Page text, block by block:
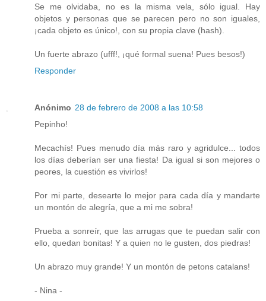
Se me olvidaba, no es la misma vela, sólo igual. Hay
objetos y personas que se parecen pero no son iguales,
¡cada objeto es único!, con su propia clave (hash).
Un fuerte abrazo (ufff!, ¡qué formal suena! Pues besos!)
Responder
Anónimo 28 de febrero de 2008 a las 10:58
Pepinho!
Mecachís! Pues menudo día más raro y agridulce... todos
los días deberían ser una fiesta! Da igual si son mejores o
peores, la cuestión es vivirlos!
Por mi parte, desearte lo mejor para cada día y mandarte
un montón de alegría, que a mi me sobra!
Prueba a sonreír, que las arrugas que te puedan salir con
ello, quedan bonitas! Y a quien no le gusten, dos piedras!
Un abrazo muy grande! Y un montón de petons catalans!
- Nina -